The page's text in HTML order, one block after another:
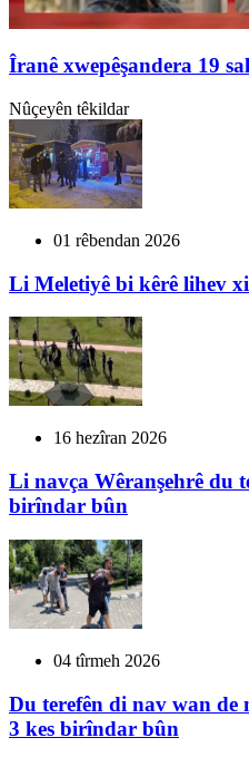
Îranê xwepêşandera 19
Nûçeyên têkildar
01 rêbendan 2026
Li Meletiyê bi kêrê lihev
16 hezîran 2026
Li navça Wêranşehrê du
birîndar bûn
04 tîrmeh 2026
Du terefên di nav wan
3 kes birîndar bûn